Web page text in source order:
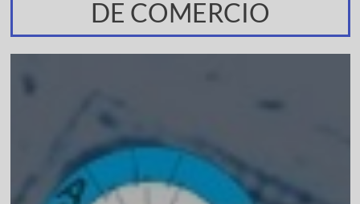
DE COMERCIO